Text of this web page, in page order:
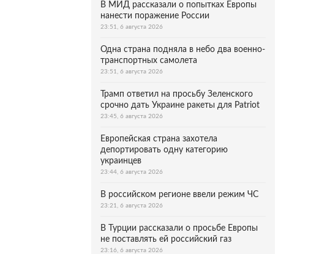
В МИД рассказали о попытках Европы
нанести поражение России
23:51, 6 августа 2026
Одна страна подняла в небо два военно-
транспортных самолета
23:51, 6 августа 2026
Трамп ответил на просьбу Зеленского
срочно дать Украине ракеты для Patriot
23:45, 6 августа 2026
Европейская страна захотела
депортировать одну категорию
украинцев
23:44, 6 августа 2026
В российском регионе ввели режим ЧС
23:21, 6 августа 2026
В Турции рассказали о просьбе Европы
не поставлять ей российский газ
23:16, 6 августа 2026